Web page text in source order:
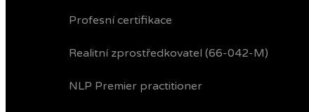
Profesní certifikace
Realitní zprostředkovatel (66-042-M)
NLP Premier practitioner